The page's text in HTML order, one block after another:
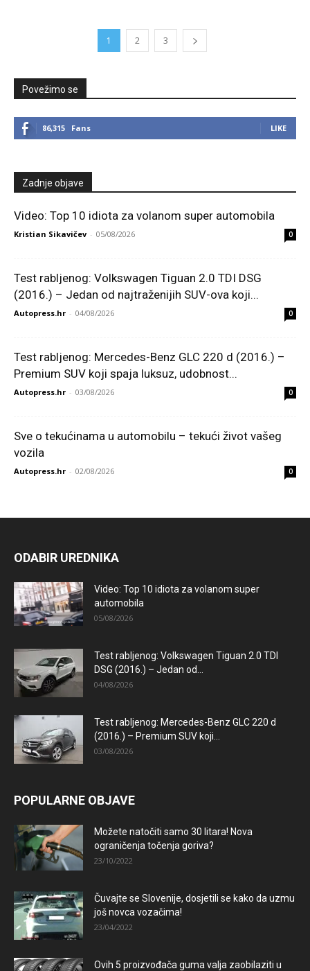
1 2 3
Povežimo se
86,315 Fans LIKE
Zadnje objave
Video: Top 10 idiota za volanom super automobila
Kristian Sikavičev - 05/08/2026 0
Test rabljenog: Volkswagen Tiguan 2.0 TDI DSG
(2016.) – Jedan od najtraženijih SUV-ova koji...
Autopress.hr - 04/08/2026 0
Test rabljenog: Mercedes-Benz GLC 220 d (2016.) –
Premium SUV koji spaja luksuz, udobnost...
Autopress.hr - 03/08/2026 0
Sve o tekućinama u automobilu – tekući život vašeg
vozila
Autopress.hr - 02/08/2026 0
ODABIR UREDNIKA
Video: Top 10 idiota za volanom super
automobila
05/08/2026
Test rabljenog: Volkswagen Tiguan 2.0 TDI
DSG (2016.) – Jedan od...
04/08/2026
Test rabljenog: Mercedes-Benz GLC 220 d
(2016.) – Premium SUV koji...
03/08/2026
POPULARNE OBJAVE
Možete natočiti samo 30 litara! Nova
ograničenja točenja goriva?
23/10/2022
Čuvajte se Slovenije, dosjetili se kako da uzmu
još novca vozačima!
23/04/2022
Ovih 5 proizvođača guma valja zaobilaziti u